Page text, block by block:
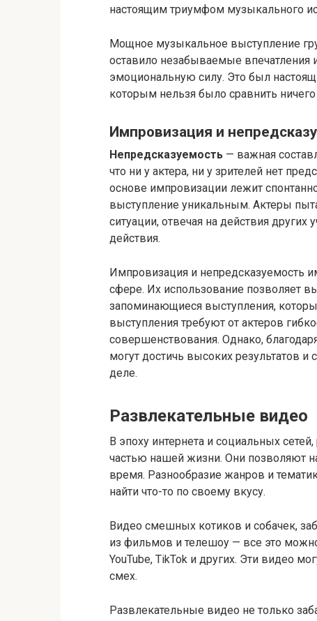
настоящим триумфом музыкального
Мощное музыкальное выступление
оставило незабываемые
эмоциональную силу. Это был
которым нельзя было сравнить ничего
Импровизация и
Непредсказуемость — важная
что ни у актера, ни у зрителей нет
основе импровизации лежит
выступление уникальным. Актеры
ситуации, отвечая на действия
действия.
Импровизация и непредсказуемость
сфере. Их использование позволяет
запоминающиеся выступления,
выступления требуют от актеров
совершенствования. Однако,
могут достичь высоких результатов
деле.
Развлекательные видео
В эпоху интернета и социальных
частью нашей жизни. Они позволяют
время. Разнообразие жанров и
найти что-то по своему вкусу.
Видео смешных котиков и собачек,
из фильмов и телешоу — все это
YouTube, TikTok и других. Эти видео
смех.
Развлекательные видео не только